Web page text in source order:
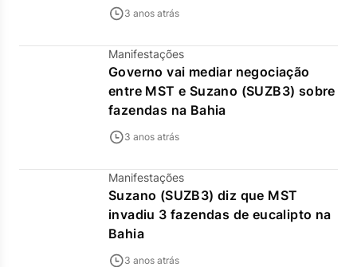
3 anos atrás
Manifestações
Governo vai mediar negociação
entre MST e Suzano (SUZB3) sobre
fazendas na Bahia
3 anos atrás
Manifestações
Suzano (SUZB3) diz que MST
invadiu 3 fazendas de eucalipto na
Bahia
3 anos atrás